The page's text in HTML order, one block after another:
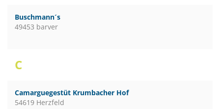
Buschmann´s
49453 barver
C
Camarguegestüt Krumbacher Hof
54619 Herzfeld